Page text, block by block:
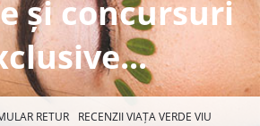
și concursuri
RETUR
RECENZII VIAȚA VERDE VIU